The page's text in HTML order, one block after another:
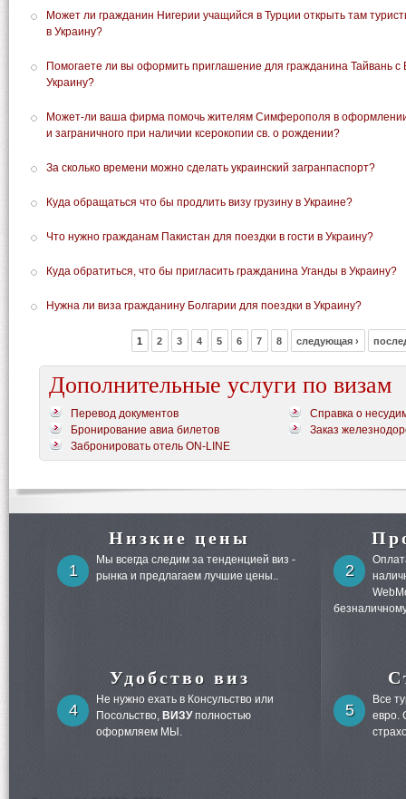
Может ли гражданин Нигерии учащийся в Турции открыть там
в Украину?
Помогаете ли вы оформить приглашение для гражданина Тайвань
Украину?
Может-ли ваша фирма помочь жителям Симферополя в оформлении
и заграничного при наличии ксерокопии св. о рождении?
За сколько времени можно сделать украинский загранпаспорт?
Куда обращаться что бы продлить визу грузину в Украине?
Что нужно гражданам Пакистан для поездки в гости в Украину?
Куда обратиться, что бы пригласить гражданина Уганды в Украину?
Нужна ли виза гражданину Болгарии для поездки в Украину?
1 2 3 4 5 6 7 8 следующая ›
Дополнительные услуги по визам
Перевод документов
Справка о
Бронирование авиа билетов
Заказ
Забронировать отель ON-LINE
Низкие цены
1
Мы всегда следим за тенденцией виз -
рынка и предлагаем лучшие цены..
2
Удобство виз
4
Не нужно ехать в Консульство или
Посольство, ВИЗУполностью
оформляем МЫ.
5
Все
евро.